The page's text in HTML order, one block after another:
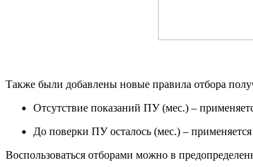
Также были добавлены новые правила отбора
Отсутствие показаний ПУ (мес.) –
До поверки ПУ осталось (мес.) –
Воспользоваться отборами можно в